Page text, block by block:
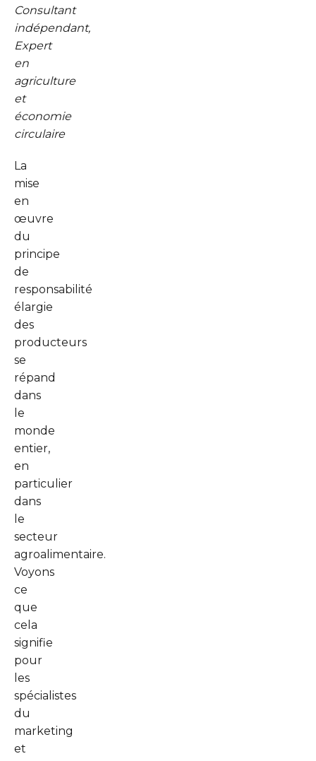
Consultant
indépendant,
Expert
en
agriculture
et
économie
circulaire
La
mise
en
œuvre
du
principe
de
responsabilité
élargie
des
producteurs
se
répand
dans
le
monde
entier,
en
particulier
dans
le
secteur
agroalimentaire.
Voyons
ce
que
cela
signifie
pour
les
spécialistes
du
marketing
et